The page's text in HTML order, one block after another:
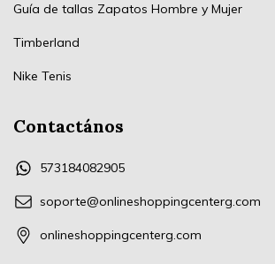
Guía de tallas Zapatos Hombre y Mujer
Timberland
Nike Tenis
Contactános
573184082905
soporte@onlineshoppingcenterg.com
onlineshoppingcenterg.com